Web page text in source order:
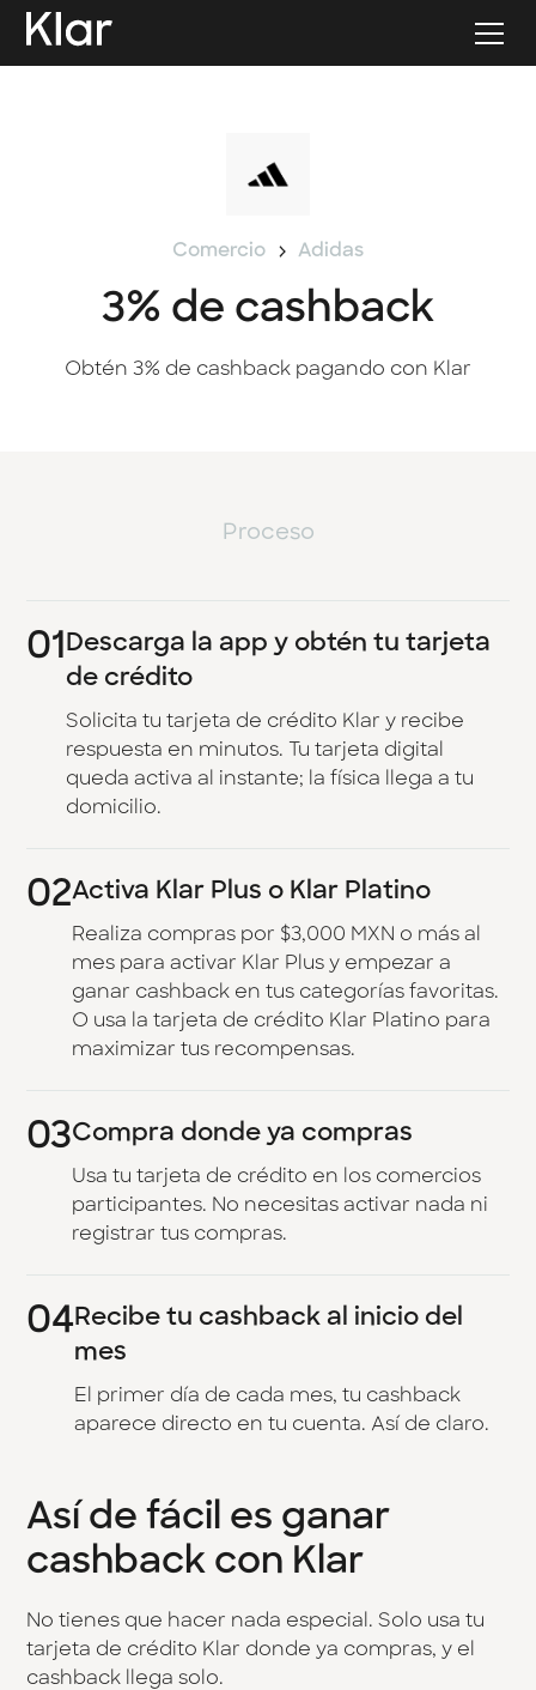
Comercio Adidas
3% de cashback
Obtén 3% de cashback pagando con Klar
Proceso
01 Descarga la app y obtén tu tarjeta
de crédito
Solicita tu tarjeta de crédito Klar y recibe
respuesta en minutos. Tu tarjeta digital
queda activa al instante; la física llega a tu
domicilio.
02Activa Klar Plus o Klar Platino
Realiza compras por $3,000 MXN o más al
mes para activar Klar Plus y empezar a
ganar cashback en tus categorías favoritas.
O usa la tarjeta de crédito Klar Platino para
maximizar tus recompensas.
03Compra donde ya compras
Usa tu tarjeta de crédito en los comercios
participantes. No necesitas activar nada ni
registrar tus compras.
04Recibe tu cashback al inicio del
mes
El primer día de cada mes, tu cashback
aparece directo en tu cuenta. Así de claro.
Así de fácil es ganar
cashback con Klar
No tienes que hacer nada especial. Solo usa tu
tarjeta de crédito Klar donde ya compras, y el
cashback llega solo.